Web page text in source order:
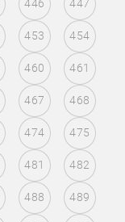
446 447
453 454
460 461
467 468
474 475
481 482
488 489